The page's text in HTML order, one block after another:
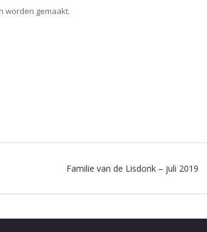
worden gemaakt.
Familie van de Lisdonk – juli 2019